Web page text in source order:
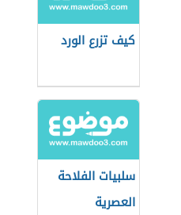
كيف تزرع الورد
سلبيات الفلاحة
العصرية